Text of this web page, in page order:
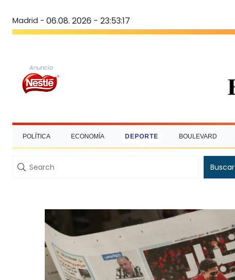
Madrid - 06.08. 2026 - 23:53:18
Anuncio
POLÍTICA ECONOMÍA DEPORTE BOULEVARD
Buscar